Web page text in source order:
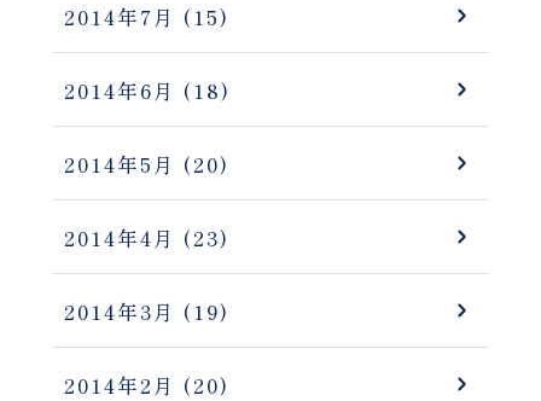
2014年7月 (15)
2014年6月 (18)
2014年5月 (20)
2014年4月 (23)
2014年3月 (19)
2014年2月 (20)